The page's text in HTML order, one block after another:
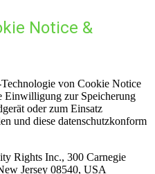
Notice &
von Cookie Notice
zur Speicherung
oder zum Einsatz
und diese datenschutzkonform
Rights Inc., 300 Carnegie
Jersey 08540, USA